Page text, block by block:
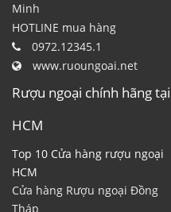
Minh
HOTLINE mua hàng
0972.12345.1
www.ruoungoai.net
Rượu ngoại chính hãng tại
HCM
Top 10 Cửa hàng rượu ngoại
HCM
Cửa hàng Rượu ngoại Đồng
Tháp